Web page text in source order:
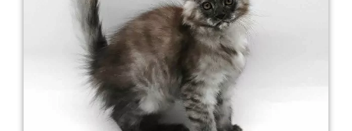
Maine Coon Kastraten
Katzenblog